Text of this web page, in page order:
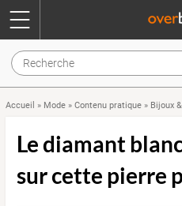
Accueil » Mode » Contenu pratique » Bijoux
Le diamant
sur cette pierre